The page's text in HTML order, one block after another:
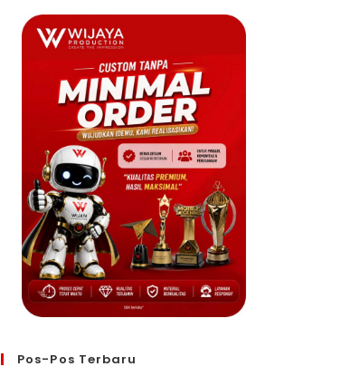
Pos-Pos Terbaru